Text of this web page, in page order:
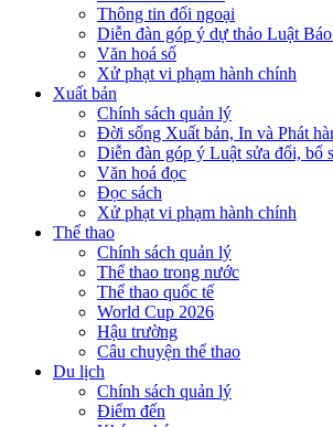
Thông tin đối ngoại
Diễn đàn góp ý dự thảo Luật
Văn hoá số
Xử phạt vi phạm hành chính
Xuất bản
Chính sách quản lý
Đời sống Xuất bản, In và Phát
Diễn đàn góp ý Luật sửa đổi, bổ
Văn hoá đọc
Đọc sách
Xử phạt vi phạm hành chính
Thể thao
Chính sách quản lý
Thể thao trong nước
Thể thao quốc tế
World Cup 2026
Hậu trường
Câu chuyện thể thao
Du lịch
Chính sách quản lý
Điểm đến